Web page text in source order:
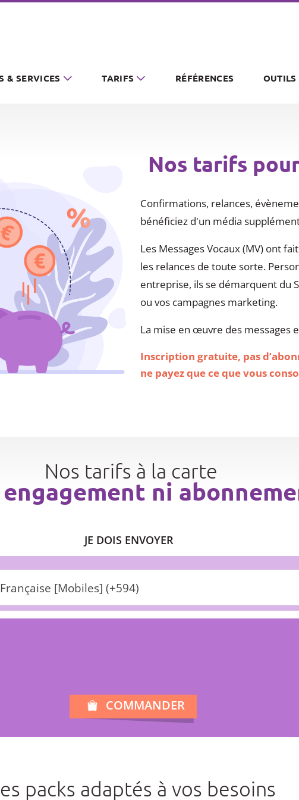
& SERVICES TARIFS RÉFÉRENCES
Nos tarifs
Confirmations, relances,
bénéficiez d'un média
Les Messages Vocaux (MV) ont
les relances de toute sorte.
entreprise, ils se démarquent du
ou vos campagnes marketing.
La mise en œuvre des messages
Inscription gratuite, pas
ne payez que ce que vous
Nos tarifs à la carte
engagement ni
JE DOIS ENVOYER
[Mobiles] (+594)
COMMANDER
packs adaptés à vos besoins